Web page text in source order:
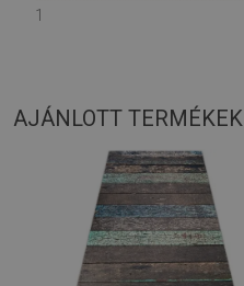
1
AJÁNLOTT TERMÉKEK